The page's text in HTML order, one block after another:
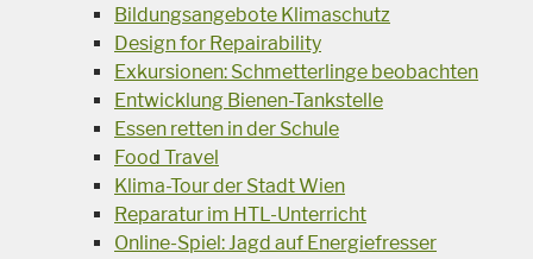
Bildungsangebote Klimaschutz
Design for Repairability
Exkursionen: Schmetterlinge beobachten
Entwicklung Bienen-Tankstelle
Essen retten in der Schule
Food Travel
Klima-Tour der Stadt Wien
Reparatur im HTL-Unterricht
Online-Spiel: Jagd auf Energiefresser